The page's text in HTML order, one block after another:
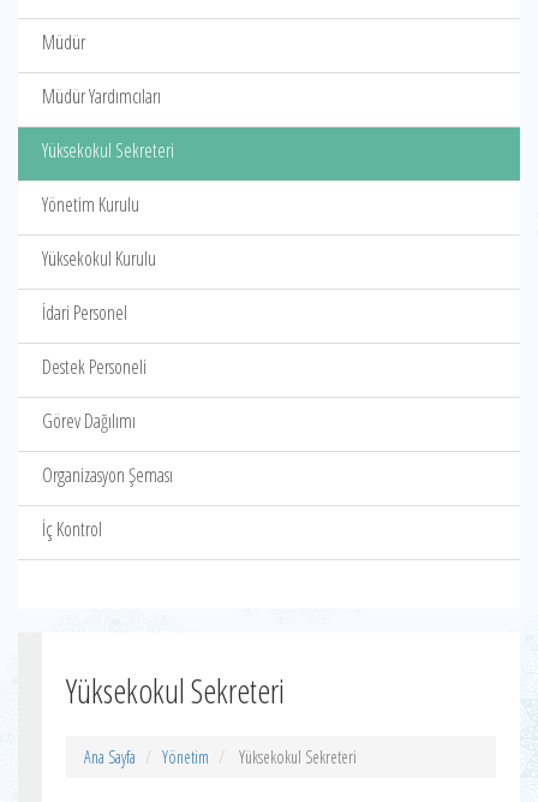
Müdür
Müdür Yardımcıları
Yüksekokul Sekreteri
Yönetim Kurulu
Yüksekokul Kurulu
İdari Personel
Destek Personeli
Görev Dağılımı
Organizasyon Şeması
İç Kontrol
Yüksekokul Sekreteri
Ana Sayfa Yönetim Yüksekokul Sekreteri